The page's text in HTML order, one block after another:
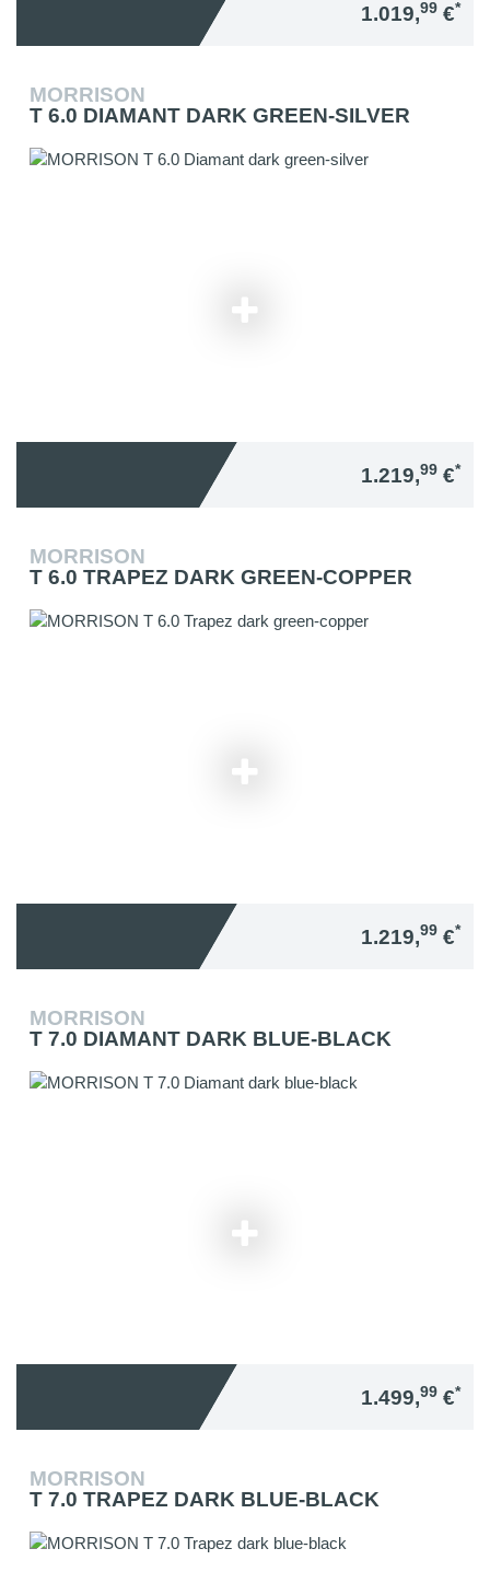
1.019,99 €*
MORRISON
T 6.0 DIAMANT DARK GREEN-SILVER
1.219,99 €*
MORRISON
T 6.0 TRAPEZ DARK GREEN-COPPER
1.219,99 €*
MORRISON
T 7.0 DIAMANT DARK BLUE-BLACK
1.499,99 €*
MORRISON
T 7.0 TRAPEZ DARK BLUE-BLACK